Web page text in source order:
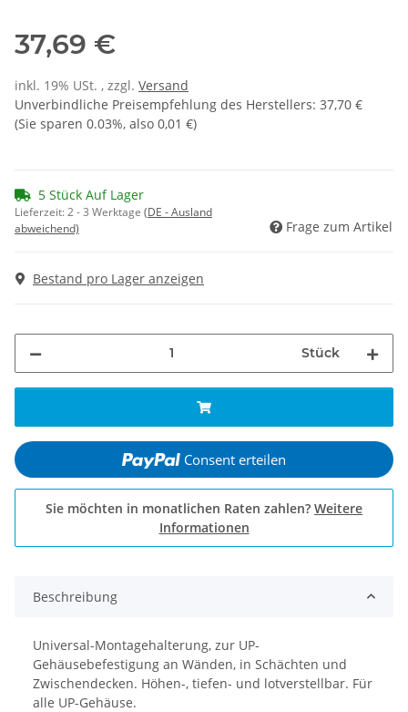
37,69 €
inkl. 19% USt. , zzgl. Versand
Unverbindliche Preisempfehlung des Herstellers: 37,70 €
(Sie sparen 0.03%, also 0,01 €)
5 Stück Auf Lager
Lieferzeit:2 - 3 Werktage (DE - Ausland
abweichend)
Frage zum Artikel
Bestand pro Lager anzeigen
Stück
Consent erteilen
Sie möchten in monatlichen Raten zahlen? Weitere
Informationen
Beschreibung
Universal-Montagehalterung, zur UP-
Gehäusebefestigung an Wänden, in Schächten und
Zwischendecken. Höhen-, tiefen- und lotverstellbar. Für
alle UP-Gehäuse.